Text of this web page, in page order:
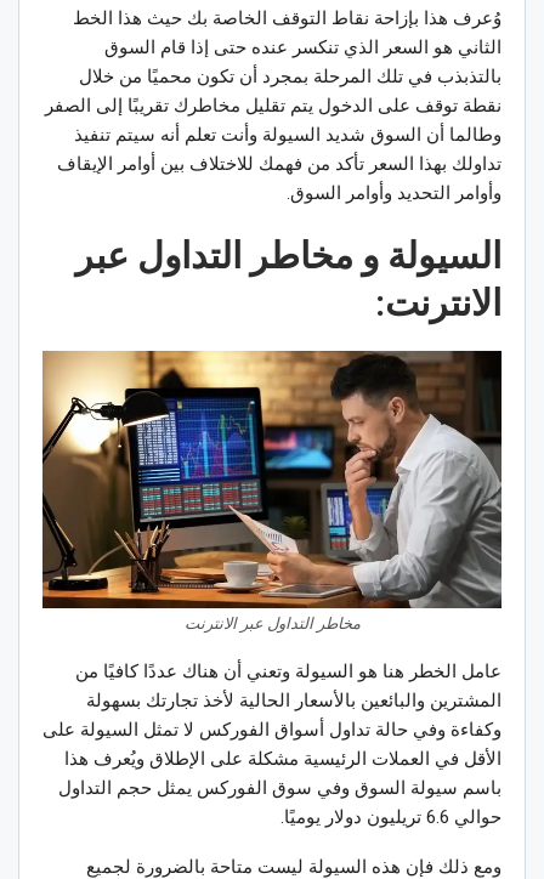
وُعرف هذا بإزاحة نقاط التوقف الخاصة بك حيث هذا الخط
الثاني هو السعر الذي تنكسر عنده حتى إذا قام السوق
بالتذبذب في تلك المرحلة بمجرد أن تكون محميًا من خلال
نقطة توقف على الدخول يتم تقليل مخاطرك تقريبًا إلى الصفر
وطالما أن السوق شديد السيولة وأنت تعلم أنه سيتم تنفيذ
تداولك بهذا السعر تأكد من فهمك للاختلاف بين أوامر الإيقاف
وأوامر التحديد وأوامر السوق.
السيولة و مخاطر التداول عبر
الانترنت:
مخاطر التداول عبر الانترنت
عامل الخطر هنا هو السيولة وتعني أن هناك عددًا كافيًا من
المشترين والبائعين بالأسعار الحالية لأخذ تجارتك بسهولة
وكفاءة وفي حالة تداول أسواق الفوركس لا تمثل السيولة على
الأقل في العملات الرئيسية مشكلة على الإطلاق ويُعرف هذا
باسم سيولة السوق وفي سوق الفوركس يمثل حجم التداول
حوالي 6.6 تريليون دولار يوميًا.
ومع ذلك فإن هذه السيولة ليست متاحة بالضرورة لجميع